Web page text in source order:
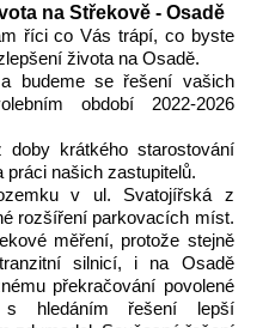
na Střekově - Osadě
říci co Vás trápí, co byste
života na Osadě.
budeme se řešení vašich
období 2022-2026
krátkého starostování
práci našich zastupitelů.
v ul. Svatojířská z
rozšíření parkovacích míst.
měření, protože stejně
silnicí, i na Osadě
překračování povolené
s hledáním řešení lepší